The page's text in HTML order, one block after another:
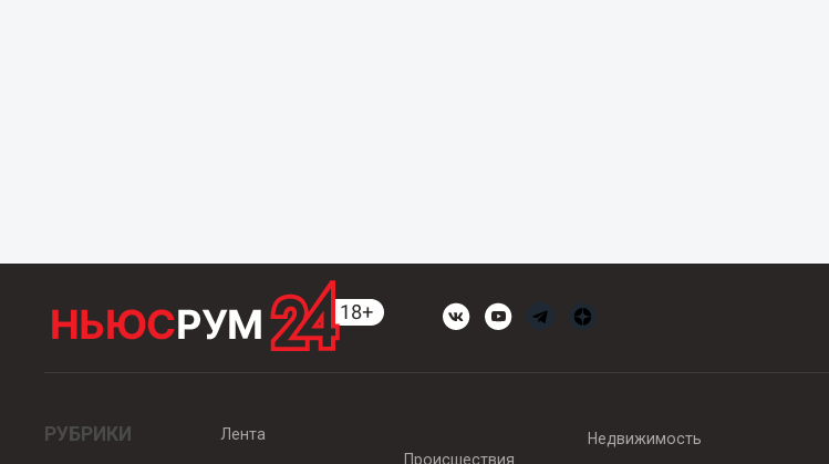
РУБРИКИ
Лента
Происшествия
Недвижимость